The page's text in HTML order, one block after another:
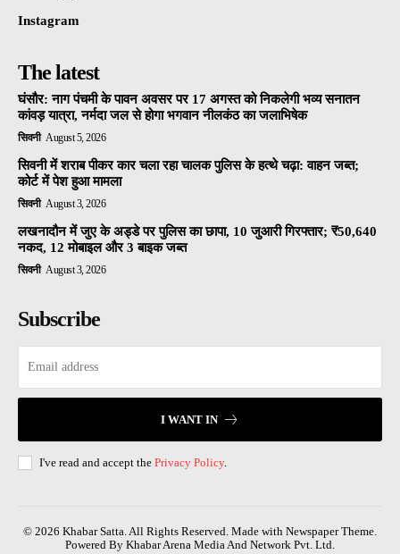
Instagram
The latest
घंसौर: नाग पंचमी के पावन अवसर पर 17 अगस्त को निकलेगी भव्य सनातन
कांवड़ यात्रा, नर्मदा जल से होगा भगवान नीलकंठ का जलाभिषेक
सिवनी August 5, 2026
सिवनी में शराब पीकर कार चला रहा चालक पुलिस के हत्थे चढ़ा: वाहन जब्त;
कोर्ट में पेश हुआ मामला
सिवनी August 3, 2026
लखनादौन में जुए के अड्डे पर पुलिस का छापा, 10 जुआरी गिरफ्तार; ₹50,640
नकद, 12 मोबाइल और 3 बाइक जब्त
सिवनी August 3, 2026
Subscribe
I WANT IN
I've read and accept the Privacy Policy.
© 2026 Khabar Satta. All Rights Reserved. Made with Newspaper Theme.
Powered By Khabar Arena Media And Network Pvt. Ltd.